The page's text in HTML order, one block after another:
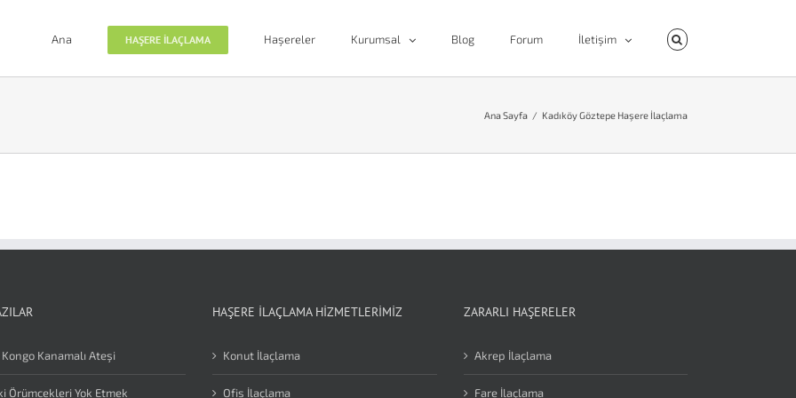
Ana HAŞERE İLAÇLAMA Haşereler Kurumsal Blog Forum İletişim
Ana Sayfa / Kadıköy Göztepe Haşere İlaçlama
Kongo Kanamalı Ateşi
Örümcekleri Yok Etmek
HAŞERE İLAÇLAMA HIZMETLERIMIZ
Konut İlaçlama
Ofis İlaçlama
ZARARLI HAŞERELER
Akrep İlaçlama
Fare İlaçlama